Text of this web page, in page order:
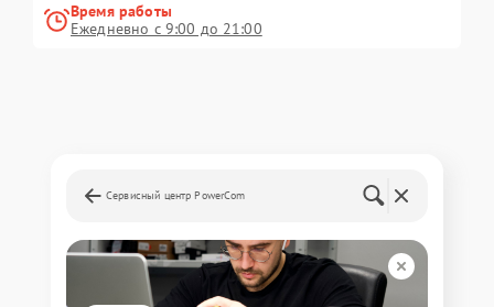
Время работы
Ежедневно с 9:00 до 21:00
Сервисный центр PowerCom